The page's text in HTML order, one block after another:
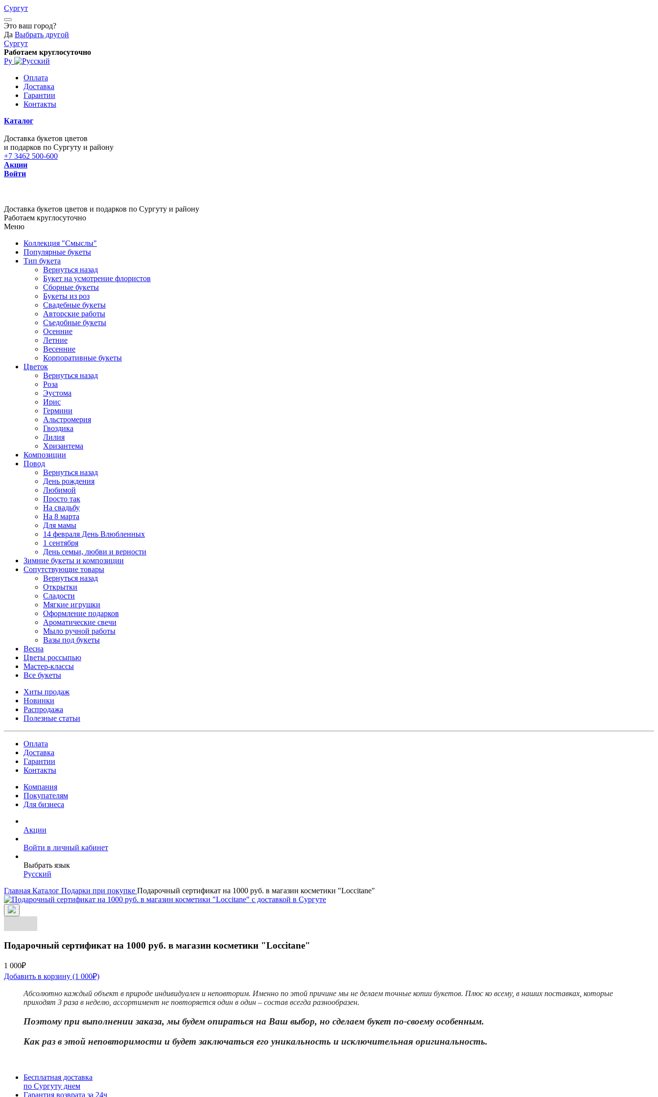
Сургут
Это ваш город?
Да Выбрать другой
Сургут
Работаем круглосуточно
Ру
Оплата
Доставка
Гарантии
Контакты
Каталог
Доставка букетов цветов
и подарков по Сургуту и району
+7 3462 500-600
Акции
Войти
Доставка букетов цветов и подарков по Сургуту и району
Работаем круглосуточно
Меню
Коллекция "Смыслы"
Популярные букеты
Тип букета
Вернуться назад
Букет на усмотрение флористов
Сборные букеты
Букеты из роз
Свадебные букеты
Авторские работы
Съедобные букеты
Осенние
Летние
Весенние
Корпоративные букеты
Цветок
Вернуться назад
Роза
Эустома
Ирис
Гермини
Альстромерия
Гвоздика
Лилия
Хризантема
Композиции
Повод
Вернуться назад
День рождения
Любимой
Просто так
На свадьбу
На 8 марта
Для мамы
14 февраля День Влюбленных
1 сентября
День семьи, любви и верности
Зимние букеты и композиции
Сопутствующие товары
Вернуться назад
Открытки
Сладости
Мягкие игрушки
Оформление подарков
Ароматические свечи
Мыло ручной работы
Вазы под букеты
Весна
Цветы россыпью
Мастер-классы
Все букеты
Хиты продаж
Новинки
Распродажа
Полезные статьи
Оплата
Доставка
Гарантии
Контакты
Компания
Покупателям
Для бизнеса
Акции
Войти в личный кабинет
Выбрать язык
Русский
Главная Каталог Подарки при покупке Подарочный сертификат на 1000 руб. в магазин косметики "Loccitane"
Подарочный сертификат на 1000 руб. в магазин косметики "Loccitane"
1 000₽
Добавить в корзину (1 000₽)
Абсолютно каждый объект в природе индивидуален и неповторим. Именно по этой причине мы не делаем точные копии букетов. Плюс ко всему, в наших поставках, которые
приходят 3 раза в неделю, ассортимент не повторяется один в один – состав всегда разнообразен.
Поэтому при выполнении заказа, мы будем опираться на Ваш выбор, но сделаем букет по-своему особенным.
Как раз в этой неповторимости и будет заключаться его уникальность и исключительная оригинальность.
Бесплатная доставка
по Сургуту днем
Гарантия возврата за 24ч